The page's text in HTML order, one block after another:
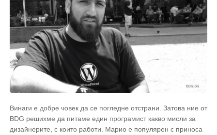
Винаги е добре човек да се погледне отстрани. Затова ние от
BDG решихме да питаме един програмист какво мисли за
дизайнерите, с които работи. Марио е популярен с приноса